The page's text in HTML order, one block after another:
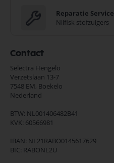
Reparatie Service
Nilfisk stofzuigers
Contact
Selectra Hengelo
Verzetslaan 13-7
7548 EM, Boekelo
Nederland
BTW: NL001406482B41
KVK: 60566981
IBAN: NL21RABO0145617629
BIC: RABONL2U